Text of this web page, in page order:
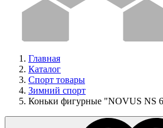
Главная
Каталог
Спорт товары
Зимний спорт
Коньки фигурные "NOVUS NS